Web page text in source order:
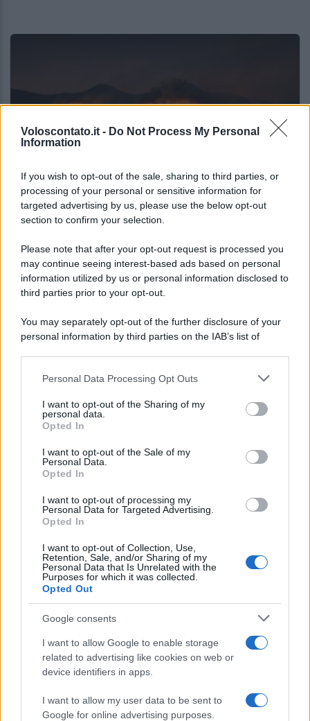
Voloscontato.it - Do Not Process My Personal
Information
If you wish to opt-out of the sale, sharing to third parties, or
processing of your personal or sensitive information for
targeted advertising by us, please use the below opt-out
section to confirm your selection.
Please note that after your opt-out request is processed you
may continue seeing interest-based ads based on personal
information utilized by us or personal information disclosed to
third parties prior to your opt-out.
You may separately opt-out of the further disclosure of your
personal information by third parties on the IAB’s list of
This information may also be disclosed by us to third parties
disclose it to other third parties.
Please note that this website/app uses one or more Google
services and may gather and store information including but
not limited to your visit or usage behaviour. You may click to
grant or deny consent to Google and its third-party tags to
consent section.
Personal Data Processing Opt Outs
I want to opt-out of the Sharing of my
personal data.
Opted In
I want to opt-out of the Sale of my
Personal Data.
Opted In
I want to opt-out of processing my
Personal Data for Targeted Advertising.
Opted In
I want to opt-out of Collection, Use,
Retention, Sale, and/or Sharing of my
Personal Data that Is Unrelated with the
Purposes for which it was collected.
Opted Out
Google consents
I want to allow Google to enable storage
related to advertising like cookies on web or
device identifiers in apps.
I want to allow my user data to be sent to
Google for online advertising purposes.
NOTIZIE DAL MONDO
Gli incendi stanno cambiando il turismo
europeo: la classifica che dovresti
conoscere
Lo sapevi che...
Una località di montagna vuole attirare
nomadi digitali con case e spazi di co-
working
“Vinted dei viaggi”: ora puoi acquistare
vacanze già prenotate risparmiando
Sagre ed eventi del weekend 7-8-9
CHI
SIAMO
PARTNERSHIP E
ACCREDITAMENTI